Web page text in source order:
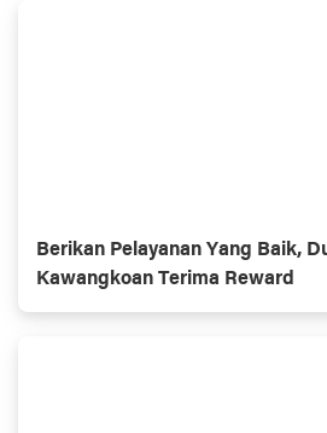
Berikan Pelayanan Yang Baik,
Kawangkoan Terima Reward